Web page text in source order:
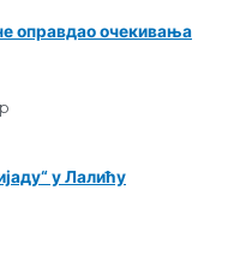
оправдао очекивања
у Лалићу